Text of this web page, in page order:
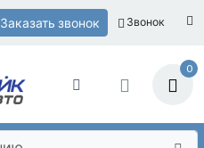
Заказать звонок Звонок
0